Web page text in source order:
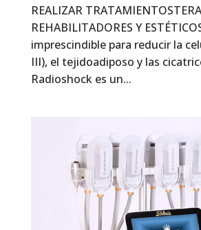
REALIZAR
REHABILITADORES Y
imprescindible para reducir la
III), el tejidoadiposo y las
Radioshock es un...